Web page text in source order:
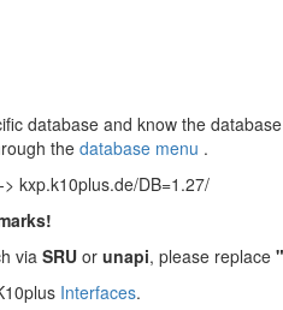
database and know the
the database menu .
kxp.k10plus.de/DB=1.27/
via SRU or unapi, please replace
Interfaces.